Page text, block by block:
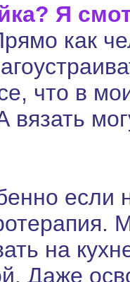
Я
как
что в
если
на
Даже